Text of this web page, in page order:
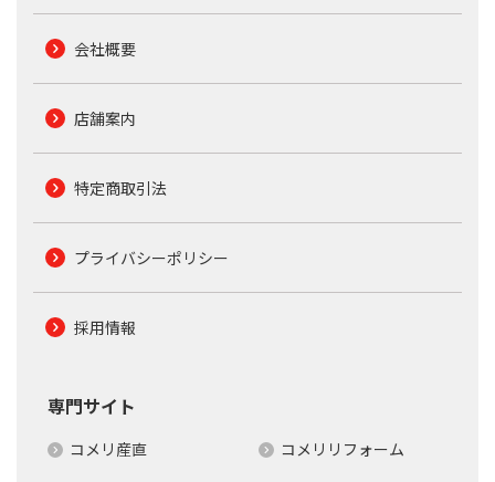
会社概要
店舗案内
特定商取引法
プライバシーポリシー
採用情報
専門サイト
コメリ産直
コメリリフォーム